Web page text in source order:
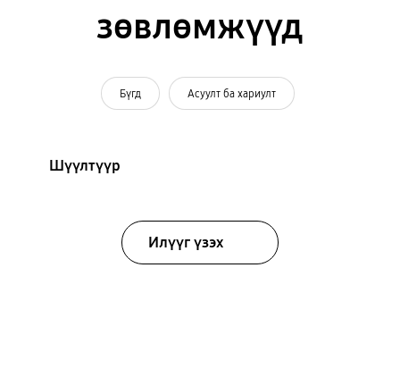
зөвлөмжүүд
Бүгд Асуулт ба хариулт
Шүүлтүүр
Илүүг үзэх